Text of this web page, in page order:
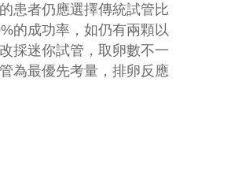
患者仍應選擇傳統試管比
的成功率，如仍有兩顆以
採迷你試管，取卵數不一
為最優先考量，排卵反應